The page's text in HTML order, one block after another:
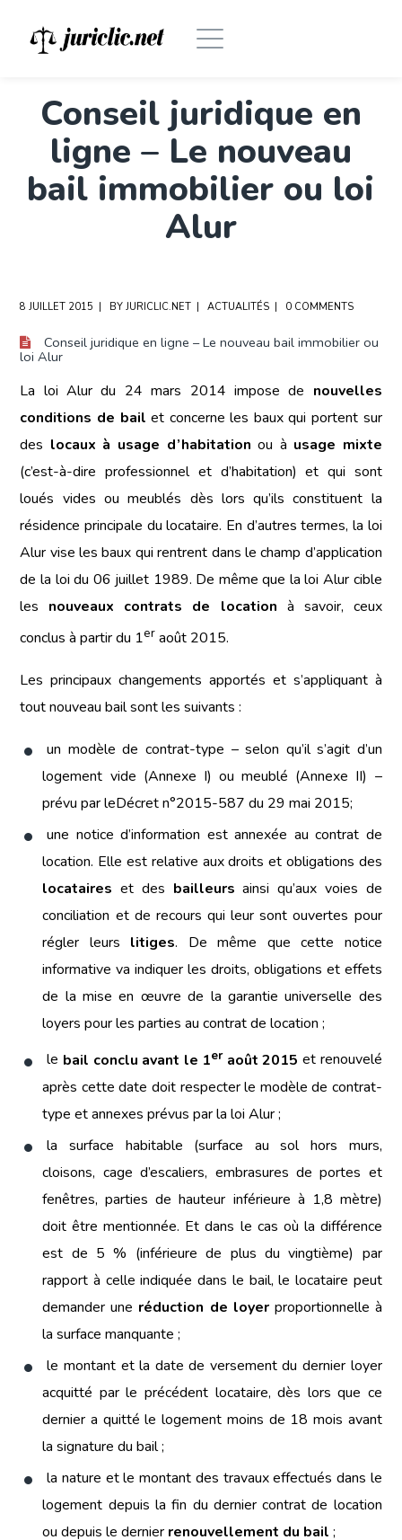
Conseil juridique en
ligne – Le nouveau
bail immobilier ou loi
Alur
8 JUILLET 2015 BYJURICLIC.NET ACTUALITÉS 0 COMMENTS
Conseil juridique en ligne – Le nouveau bail immobilier ou
loi Alur
La loi Alur du 24 mars 2014 impose de nouvelles
conditions de bail et concerne les baux qui portent sur
des locaux à usage d’habitation ou à usage mixte
(c’est-à-dire professionnel et d’habitation) et qui sont
loués vides ou meublés dès lors qu’ils constituent la
résidence principale du locataire. En d’autres termes, la loi
Alur vise les baux qui rentrent dans le champ d’application
de la loi du 06 juillet 1989. De même que la loi Alur cible
les nouveaux contrats de location à savoir, ceux
conclus à partir du 1er août 2015.
Les principaux changements apportés et s’appliquant à
tout nouveau bail sont les suivants :
un modèle de contrat-type – selon qu’il s’agit d’un
logement vide (Annexe I) ou meublé (Annexe II) –
prévu par leDécret n°2015-587 du 29 mai 2015;
une notice d’information est annexée au contrat de
location. Elle est relative aux droits et obligations des
locataires et des bailleurs ainsi qu’aux voies de
conciliation et de recours qui leur sont ouvertes pour
régler leurs litiges. De même que cette notice
informative va indiquer les droits, obligations et effets
de la mise en œuvre de la garantie universelle des
loyers pour les parties au contrat de location ;
le bail conclu avant le 1eraoût 2015 et renouvelé
après cette date doit respecter le modèle de contrat-
type et annexes prévus par la loi Alur ;
la surface habitable (surface au sol hors murs,
cloisons, cage d’escaliers, embrasures de portes et
fenêtres, parties de hauteur inférieure à 1,8 mètre)
doit être mentionnée. Et dans le cas où la différence
est de 5 % (inférieure de plus du vingtième) par
rapport à celle indiquée dans le bail, le locataire peut
demander une réduction de loyerproportionnelle à
la surface manquante ;
le montant et la date de versement du dernier loyer
acquitté par le précédent locataire, dès lors que ce
dernier a quitté le logement moins de 18 mois avant
la signature du bail ;
la nature et le montant des travaux effectués dans le
logement depuis la fin du dernier contrat de location
ou depuis le dernier renouvellement du bail ;